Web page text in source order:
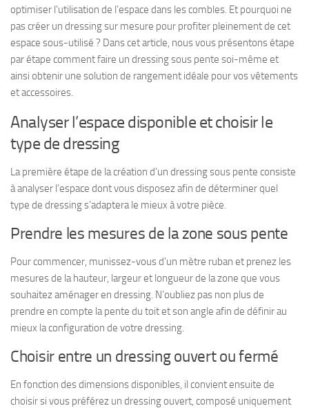
optimiser l’utilisation de l’espace dans les combles. Et pourquoi ne
pas créer un dressing sur mesure pour profiter pleinement de cet
espace sous-utilisé ? Dans cet article, nous vous présentons étape
par étape comment faire un dressing sous pente soi-même et
ainsi obtenir une solution de rangement idéale pour vos vêtements
et accessoires.
Analyser l’espace disponible et choisir le
type de dressing
La première étape de la création d’un dressing sous pente consiste
à analyser l’espace dont vous disposez afin de déterminer quel
type de dressing s’adaptera le mieux à votre pièce.
Prendre les mesures de la zone sous pente
Pour commencer, munissez-vous d’un mètre ruban et prenez les
mesures de la hauteur, largeur et longueur de la zone que vous
souhaitez aménager en dressing. N’oubliez pas non plus de
prendre en compte la pente du toit et son angle afin de définir au
mieux la configuration de votre dressing.
Choisir entre un dressing ouvert ou fermé
En fonction des dimensions disponibles, il convient ensuite de
choisir si vous préférez un dressing ouvert, composé uniquement